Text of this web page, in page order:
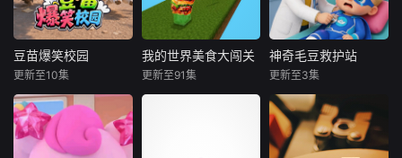
豆苗爆笑校园
豆苗和一众同学在
校园里发生一系列
轻松幽默的日常趣
豆苗爆笑校园
更新至10集
我的世界美食大闯关
我的世界美食大闯关
更新至91集
神奇毛豆救护站
欢迎来到神奇毛豆
救护站！这里是充
满爱心与勇气的小
神奇毛豆救护站
更新至3集